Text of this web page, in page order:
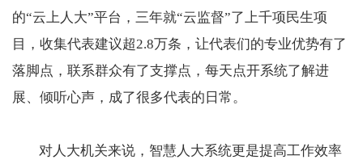
的“云上人大”平台，三年就“云监督”了上千项民生项
目，收集代表建议超2.8万条，让代表们的专业优势有了
落脚点，联系群众有了支撑点，每天点开系统了解进
展、倾听心声，成了很多代表的日常。
对人大机关来说，智慧人大系统更是提高工作效率